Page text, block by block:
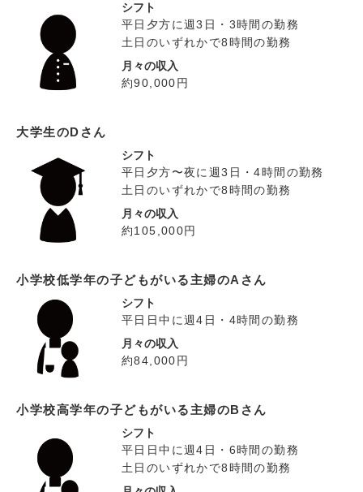
シフト
平日夕方に週3日・3時間の勤務
土日のいずれかで8時間の勤務
月々の収入
約90,000円
大学生のDさん
シフト
平日夕方〜夜に週3日・4時間の勤務
土日のいずれかで8時間の勤務
月々の収入
約105,000円
小学校低学年の子どもがいる主婦のAさん
シフト
平日日中に週4日・4時間の勤務
月々の収入
約84,000円
小学校高学年の子どもがいる主婦のBさん
シフト
平日日中に週4日・6時間の勤務
土日のいずれかで8時間の勤務